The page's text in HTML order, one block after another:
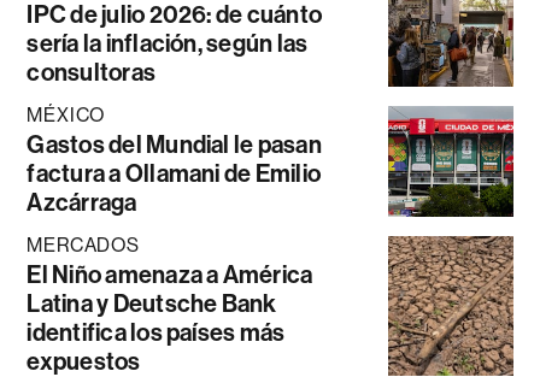
IPC de julio 2026: de cuánto
sería la inflación, según las
consultoras
MÉXICO
Gastos del Mundial le pasan
factura a Ollamani de Emilio
Azcárraga
MERCADOS
El Niño amenaza a América
Latina y Deutsche Bank
identifica los países más
expuestos